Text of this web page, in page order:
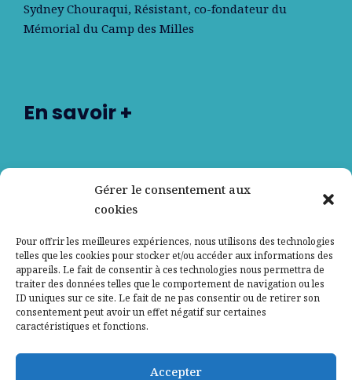
Gérer le consentement aux
cookies
Pour offrir les meilleures expériences, nous utilisons des technologies
telles que les cookies pour stocker et/ou accéder aux informations des
appareils. Le fait de consentir à ces technologies nous permettra de
traiter des données telles que le comportement de navigation ou les
ID uniques sur ce site. Le fait de ne pas consentir ou de retirer son
consentement peut avoir un effet négatif sur certaines
caractéristiques et fonctions.
Accepter
Sydney Chouraqui, Résistant, co-fondateur du
Mémorial du Camp des Milles
En savoir +
Contactez-nous
Mentions légales